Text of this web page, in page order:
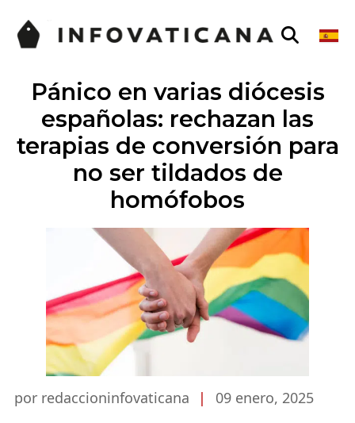
Pánico en varias diócesis
españolas: rechazan las
terapias de conversión para
no ser tildados de
homófobos
por redaccioninfovaticana | 09 enero, 2025